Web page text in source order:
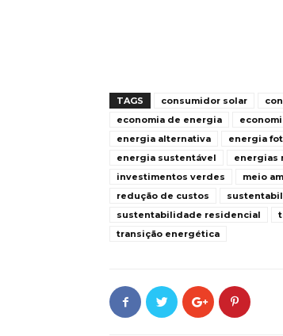
TAGS consumidor solar
economia de energia
energia alternativa
energia
energia sustentável
energias
investimentos verdes
meio
redução de custos
sustentabilidade residencial
transição energética